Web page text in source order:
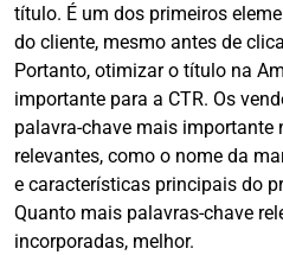
título. É um dos primeiros
do cliente, mesmo antes de
Portanto, otimizar o título na
importante para a CTR. Os
palavra-chave mais importante
relevantes, como o nome da
e características principais do
Quanto mais palavras-chave
incorporadas, melhor.